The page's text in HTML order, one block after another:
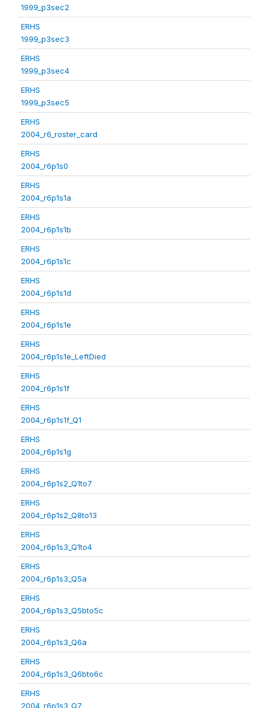
1999_p3sec2
ERHS
1999_p3sec3
ERHS
1999_p3sec4
ERHS
1999_p3sec5
ERHS
2004_r6_roster_card
ERHS
2004_r6p1s0
ERHS
2004_r6p1s1a
ERHS
2004_r6p1s1b
ERHS
2004_r6p1s1c
ERHS
2004_r6p1s1d
ERHS
2004_r6p1s1e
ERHS
2004_r6p1s1e_LeftDied
ERHS
2004_r6p1s1f
ERHS
2004_r6p1s1f_Q1
ERHS
2004_r6p1s1g
ERHS
2004_r6p1s2_Q1to7
ERHS
2004_r6p1s2_Q8to13
ERHS
2004_r6p1s3_Q1to4
ERHS
2004_r6p1s3_Q5a
ERHS
2004_r6p1s3_Q5bto5c
ERHS
2004_r6p1s3_Q6a
ERHS
2004_r6p1s3_Q6bto6c
ERHS
2004_r6p1s3_Q7